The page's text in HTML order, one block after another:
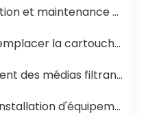
des équipements de stérilisation UHT pour jus
et la membrane d'osmose inverse d'un système d'osmose inverse
dans les équipements de traitement de l'eau
d'équipements en Afrique